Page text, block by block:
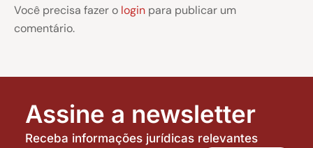
Você precisa fazer o login para publicar um
comentário.
Assine a newsletter
Receba informações jurídicas relevantes